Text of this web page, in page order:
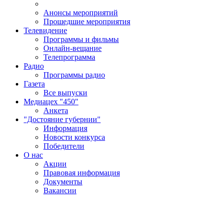
Анонсы мероприятий
Прошедшие мероприятия
Телевидение
Программы и фильмы
Онлайн-вещание
Телепрограмма
Радио
Программы радио
Газета
Все выпуски
Медиацех "450"
Анкета
"Достояние губернии"
Информация
Новости конкурса
Победители
О нас
Акции
Правовая информация
Документы
Вакансии